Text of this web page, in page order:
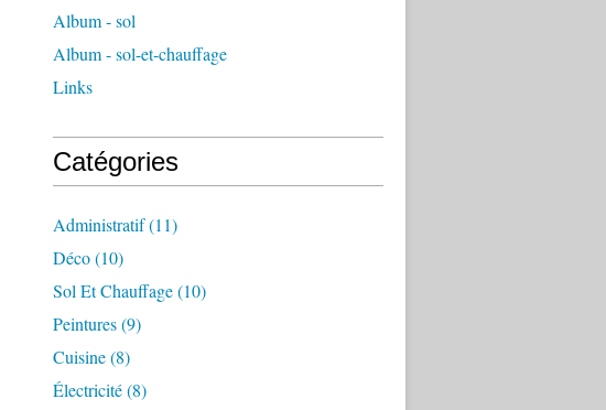
Album - sol
Album - sol-et-chauffage
Links
Catégories
Administratif(11)
Déco(10)
Sol Et Chauffage(10)
Peintures(9)
Cuisine(8)
Électricité(8)